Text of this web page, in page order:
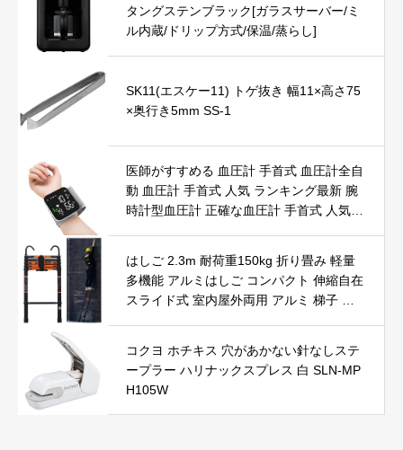
タングステンブラック[ガラスサーバー/ミ
ル内蔵/ドリップ方式/保温/蒸らし]
SK11(エスケー11) トゲ抜き 幅11×高さ75
×奥行き5mm SS-1
医師がすすめる 血圧計 手首式 血圧計全自
動 血圧計 手首式 人気 ランキング最新 腕
時計型血圧計 正確な血圧計 手首式 人気
首 共通 血圧 測定器 友人、長老、祖父母
への贈り物に最適ですアネロイド (black)
はしご 2.3m 耐荷重150kg 折り畳み 軽量
多機能 アルミはしご コンパクト 伸縮自在
スライド式 室内屋外両用 アルミ 梯子 持
コクヨ ホチキス 穴があかない針なしステ
ープラー ハリナックスプレス 白 SLN-MP
H105W